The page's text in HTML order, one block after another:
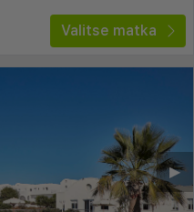
Valitse matka
▶︎